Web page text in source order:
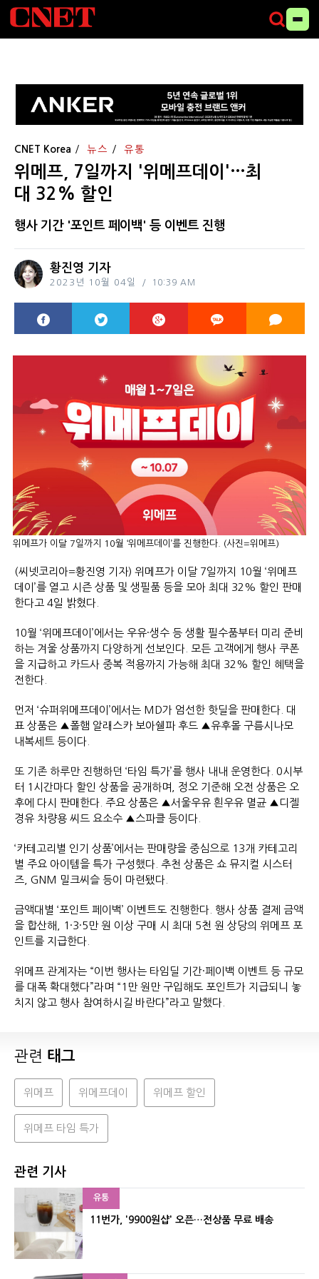
CNET Korea 뉴스 유통
위메프, 7일까지 '위메프데이'…최
대 32% 할인
행사 기간 '포인트 페이백' 등 이벤트 진행
황진영 기자
2023년 10월 04일 10:39 AM
위메프가 이달 7일까지 10월 ‘위메프데이’를 진행한다. (사진=위메프)
(씨넷코리아=황진영 기자) 위메프가 이달 7일까지 10월 ‘위메프
데이’를 열고 시즌 상품 및 생필품 등을 모아 최대 32% 할인 판매
한다고 4일 밝혔다.
10월 ‘위메프데이’에서는 우유·생수 등 생활 필수품부터 미리 준비
하는 겨울 상품까지 다양하게 선보인다. 모든 고객에게 행사 쿠폰
을 지급하고 카드사 중복 적용까지 가능해 최대 32% 할인 혜택을
전한다.
먼저 ‘슈퍼위메프데이’에서는 MD가 엄선한 핫딜을 판매한다. 대
표 상품은 ▲폴햄 알래스카 보아쉘파 후드 ▲유후몰 구름시나모
내복세트 등이다.
또 기존 하루만 진행하던 ‘타임 특가’를 행사 내내 운영한다. 0시부
터 1시간마다 할인 상품을 공개하며, 정오 기준해 오전 상품은 오
후에 다시 판매한다. 주요 상품은 ▲서울우유 흰우유 멸균 ▲디젤
경유 차량용 씨드 요소수 ▲스파클 등이다.
‘카테고리별 인기 상품’에서는 판매량을 중심으로 13개 카테고리
별 주요 아이템을 특가 구성했다. 추천 상품은 쇼 뮤지컬 시스터
즈, GNM 밀크씨슬 등이 마련됐다.
금액대별 ‘포인트 페이백’ 이벤트도 진행한다. 행사 상품 결제 금액
을 합산해, 1·3·5만 원 이상 구매 시 최대 5천 원 상당의 위메프 포
인트를 지급한다.
위메프 관계자는 “이번 행사는 타임딜 기간·페이백 이벤트 등 규모
를 대폭 확대했다”라며 “1만 원만 구입해도 포인트가 지급되니 놓
치지 않고 행사 참여하시길 바란다”라고 말했다.
관련 태그
위메프 위메프데이 위메프 할인
위메프 타임 특가
관련 기사
유통
11번가, '9900원샵' 오픈…전상품 무료 배송